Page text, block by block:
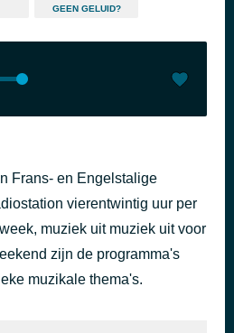
GEEN GELUID?
Frans- en Engelstalige
vierentwintig uur per
muziek uit muziek uit voor
zijn de programma's
muzikale thema's.